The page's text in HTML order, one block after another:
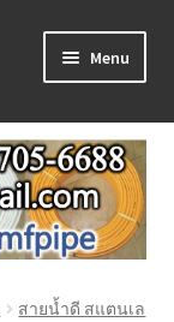
Menu
สายน้ำดี สแตนเล